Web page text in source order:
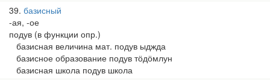
39 базисный
-ая, -ое
подув (в функции опр.)
базисная величина мат. подув ыджда
базисное образование подув тӧдӧмлун
базисная школа подув школа